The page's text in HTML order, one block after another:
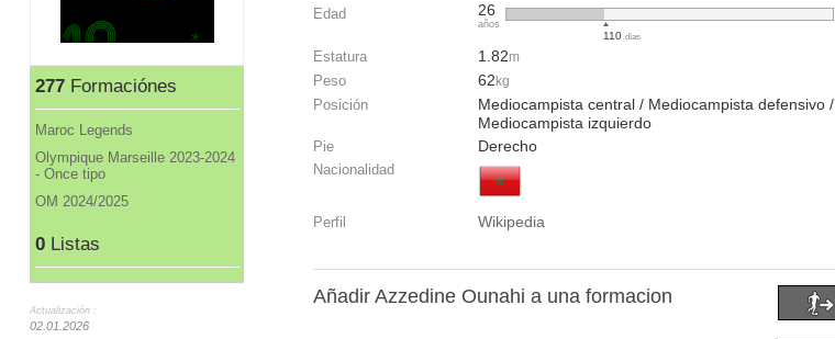
277Formaciónes
Maroc Legends
Olympique Marseille 2023-2024
- Once tipo
OM 2024/2025
0Listas
Actualización :
02.01.2026
Edad 26
años
110 días
Estatura 1.82m
Peso 62 kg
Posición
Mediocampista central / Mediocampista defensivo /
Mediocampista izquierdo
Pie Derecho
Nacionalidad
Perfil Wikipedia
Añadir Azzedine Ounahi a una formacion